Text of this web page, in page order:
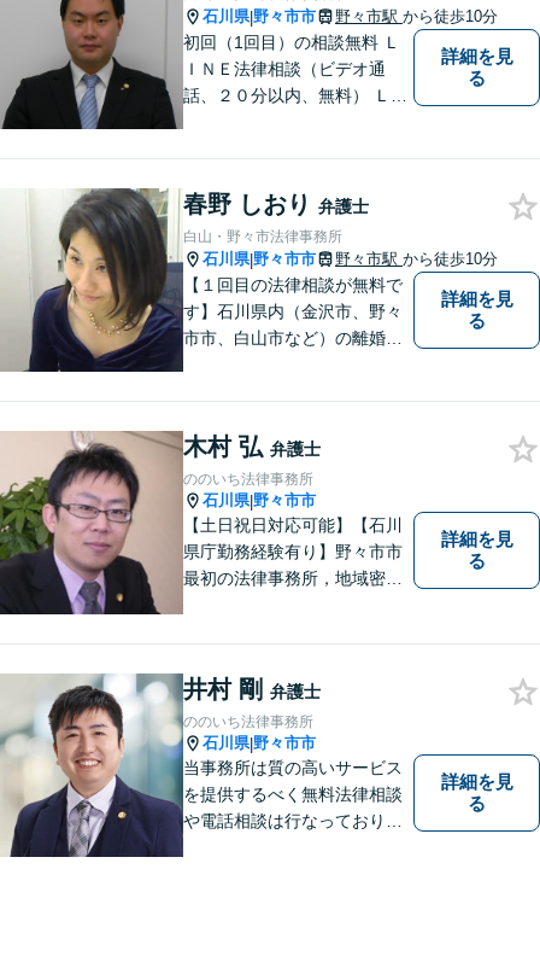
石川県|野々市市 野々市駅 から徒歩10分
初回（1回目）の相談無料 Ｌ
ＩＮＥ法律相談（ビデオ通
話、２０分以内、無料） ＬＩ
産、個人再生、任意整理）
や、 離婚、相続、交通事故、
慰謝料などの問題解決をお手
伝いします
詳細を見
る
春野 しおり 弁護士
白山・野々市法律事務所
石川県|野々市市 野々市駅 から徒歩10分
【１回目の法律相談が無料で
す】石川県内（金沢市、野々
市市、白山市など）の離婚、
のお悩みも、女性の弁護士が
相談にのることができます。
【女性弁護士在籍】
詳細を見
る
木村 弘 弁護士
ののいち法律事務所
石川県|野々市市
【土日祝日対応可能】【石川
県庁勤務経験有り】野々市市
最初の法律事務所，地域密着
詳細を見
る
井村 剛 弁護士
ののいち法律事務所
石川県|野々市市
当事務所は質の高いサービス
を提供するべく無料法律相談
や電話相談は行なっておりま
詳細を見
る